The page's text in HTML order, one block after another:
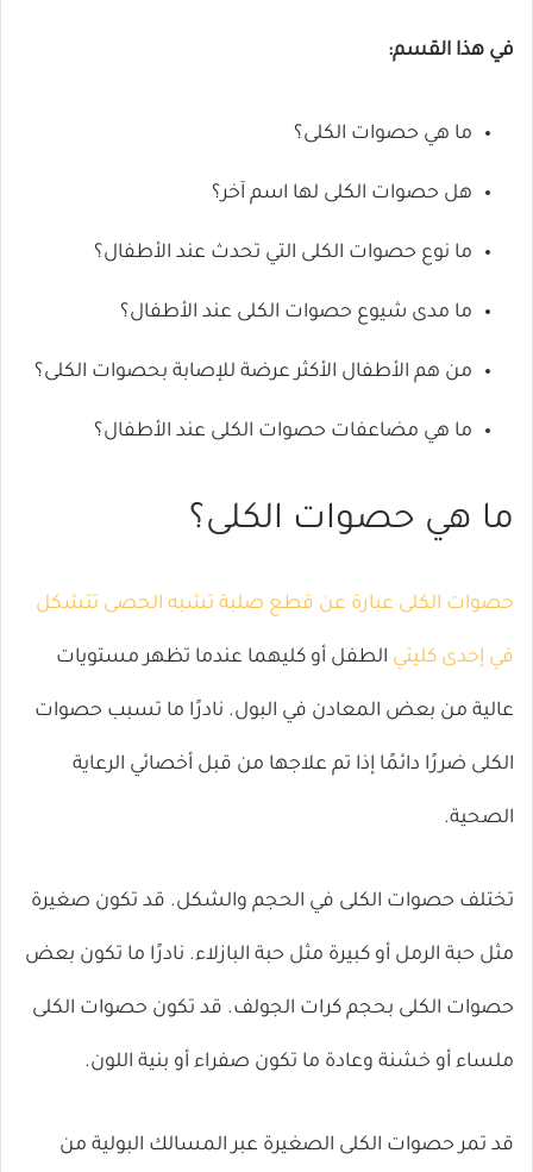
في هذا القسم:
ما هي حصوات الكلى؟
هل حصوات الكلى لها اسم آخر؟
ما نوع حصوات الكلى التي تحدث عند الأطفال؟
ما مدى شيوع حصوات الكلى عند الأطفال؟
من هم الأطفال الأكثر عرضة للإصابة بحصوات الكلى؟
ما هي مضاعفات حصوات الكلى عند الأطفال؟
ما هي حصوات الكلى؟
حصوات الكلى عبارة عن قطع صلبة تشبه الحصى تتشكل
في إحدى كليتي الطفل أو كليهما عندما تظهر مستويات
عالية من بعض المعادن في البول. نادرًا ما تسبب حصوات
الكلى ضررًا دائمًا إذا تم علاجها من قبل أخصائي الرعاية
الصحية.
تختلف حصوات الكلى في الحجم والشكل. قد تكون صغيرة
مثل حبة الرمل أو كبيرة مثل حبة البازلاء. نادرًا ما تكون بعض
حصوات الكلى بحجم كرات الجولف. قد تكون حصوات الكلى
ملساء أو خشنة وعادة ما تكون صفراء أو بنية اللون.
قد تمر حصوات الكلى الصغيرة عبر المسالك البولية من